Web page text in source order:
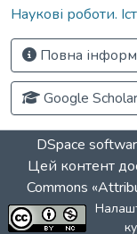
Наукові роботи.
Повна
Google Scholar
DSpace
Цей контент
Commons